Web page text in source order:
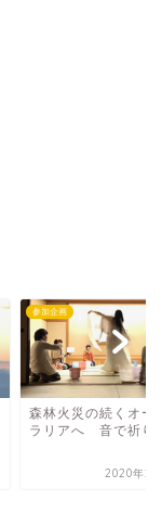
参加企画
森林火災の続くオー
ラリアへ 音で祈り
2020年2